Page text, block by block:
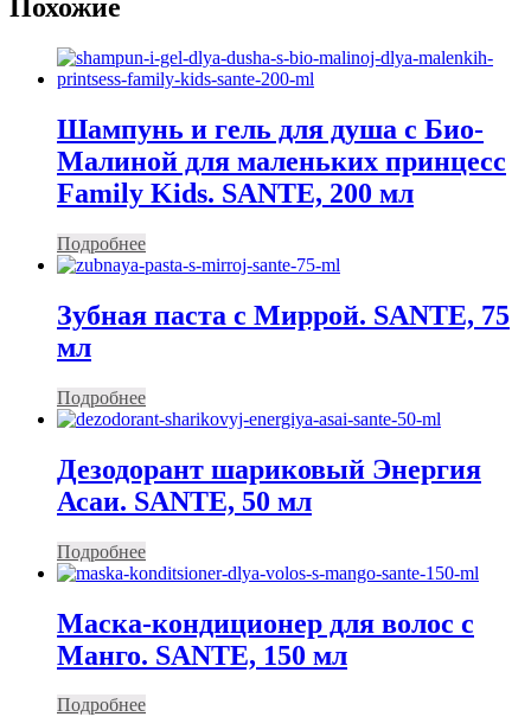
Похожие
Шампунь и гель для душа с Био-
Малиной для маленьких принцесс
Family Kids. SANTE, 200 мл
Подробнее
Зубная паста с Миррой. SANTE, 75
мл
Подробнее
Дезодорант шариковый Энергия
Асаи. SANTE, 50 мл
Подробнее
Маска-кондиционер для волос с
Манго. SANTE, 150 мл
Подробнее